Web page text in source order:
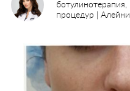
процедур |